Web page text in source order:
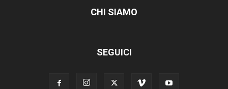
CHI SIAMO
SEGUICI